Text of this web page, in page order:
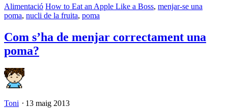
Alimentació How to Eat an Apple Like a Boss, menjar-se una
poma, nucli de la fruita, poma
Com s’ha de menjar correctament una
poma?
Toni ⋅ 13 maig 2013